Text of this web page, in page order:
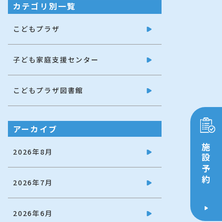
カテゴリ別一覧
こどもプラザ
子ども家庭支援センター
こどもプラザ図書館
アーカイブ
2026年8月
2026年7月
2026年6月
施設予約